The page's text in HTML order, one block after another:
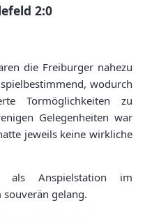
2:0
die Freiburger nahezu
wodurch
Tormöglichkeiten zu
Gelegenheiten war
jeweils keine wirkliche
als Anspielstation im
gelang.